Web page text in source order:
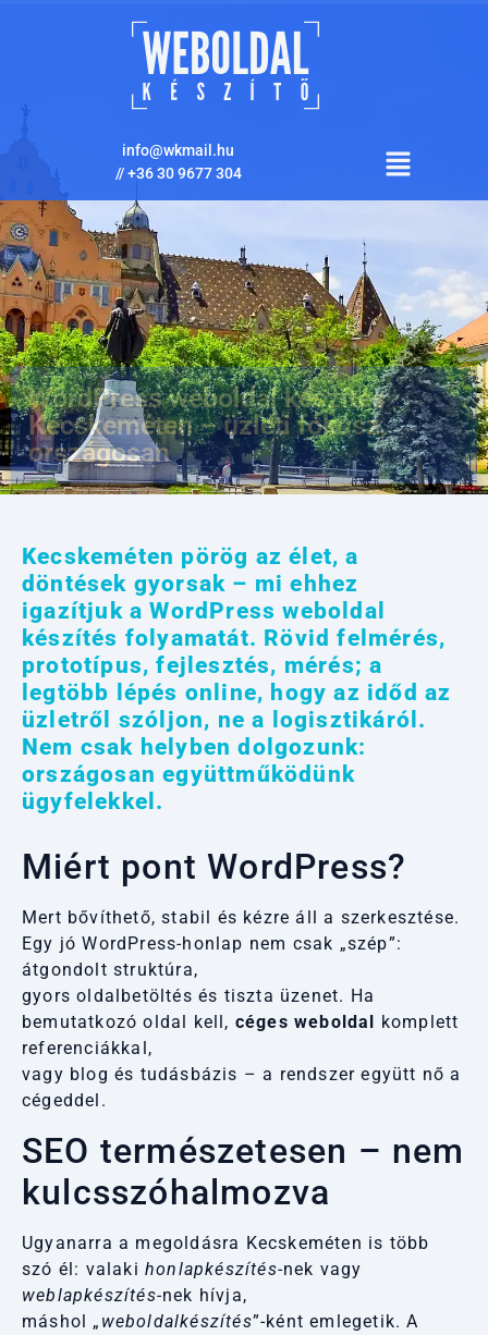
info@wkmail.hu
//+36 30 9677 304
WordPress weboldal készítés
Kecskeméten – üzleti fókusz,
országosan
Kecskeméten pörög az élet, a
döntések gyorsak – mi ehhez
igazítjuk a WordPress weboldal
készítés folyamatát. Rövid felmérés,
prototípus, fejlesztés, mérés; a
legtöbb lépés online, hogy az időd az
üzletről szóljon, ne a logisztikáról.
Nem csak helyben dolgozunk:
országosan együttműködünk
ügyfelekkel.
Miért pont WordPress?
Mert bővíthető, stabil és kézre áll a szerkesztése.
Egy jó WordPress-honlap nem csak „szép”:
átgondolt struktúra,
gyors oldalbetöltés és tiszta üzenet. Ha
bemutatkozó oldal kell, céges weboldal
komplett
referenciákkal,
vagy blog és tudásbázis – a rendszer együtt nő a
cégeddel.
SEO természetesen – nem
kulcsszóhalmozva
Ugyanarra a megoldásra Kecskeméten is több
szó él: valaki honlapkészítés-nek vagy
weblapkészítés-nek hívja,
máshol „ weboldalkészítés”-ként emlegetik. A